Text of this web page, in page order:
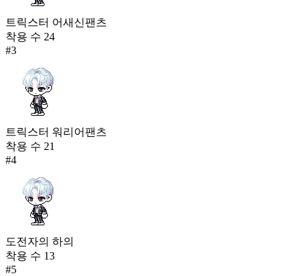
트릭스터 어새신팬츠
착용 수 24
#3
트릭스터 워리어팬츠
착용 수 21
#4
도전자의 하의
착용 수 13
#5